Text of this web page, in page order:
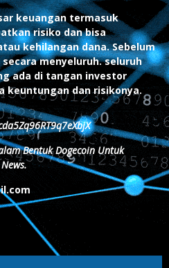
keuangan termasuk
risiko dan bisa
kehilangan dana. Sebelum
menyeluruh. seluruh
ada di tangan investor
keuntungan dan risikonya.
Bentuk Dogecoin Untuk